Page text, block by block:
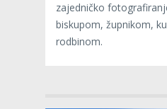
zajedničko
biskupom, župnikom,
rodbinom.